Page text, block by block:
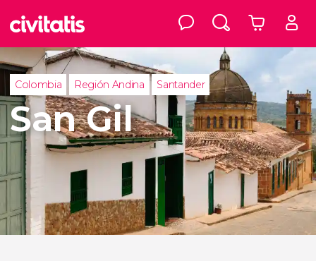
Colombia Región Andina Santander
San Gil